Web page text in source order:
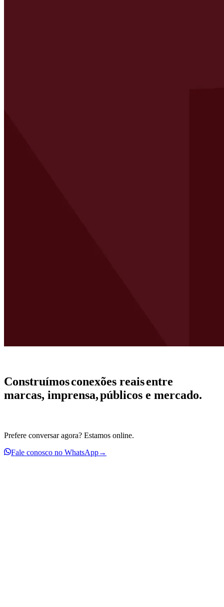
Construímosconexões reaisentre
marcas, imprensa,públicos e mercado.
Prefere conversar agora? Estamos online.
Fale conosco no WhatsApp→